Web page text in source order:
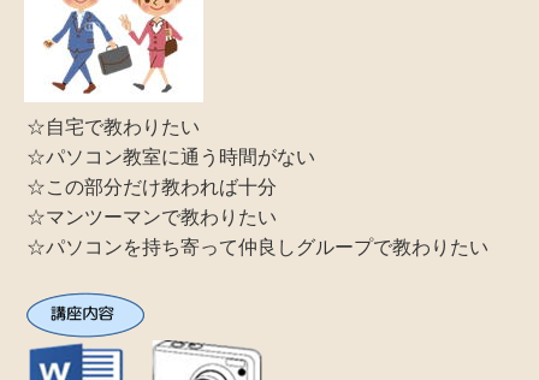
☆自宅で教わりたい
☆パソコン教室に通う時間がない
☆この部分だけ教われば十分
☆マンツーマンで教わりたい
☆パソコンを持ち寄って仲良しグループで教わりたい